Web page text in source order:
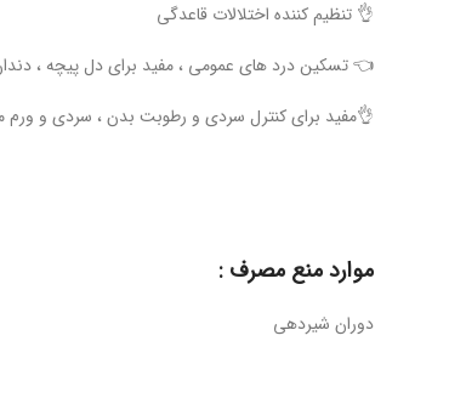
👌 تنظیم کننده اختلالات قاعدگی
👈 تسکین درد های عمومی ، مفید برای دل پیچه ،
👌مفید برای کنترل سردی و رطوبت بدن ، سردی و ورم
موارد منع مصرف :
دوران شیردهی